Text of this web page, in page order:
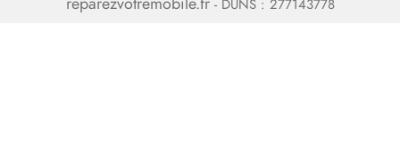
- DUNS : 277143778